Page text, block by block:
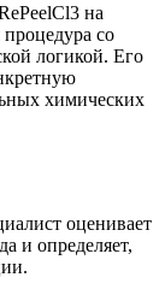
на
со
логикой. Его
химических
оценивает
и определяет,